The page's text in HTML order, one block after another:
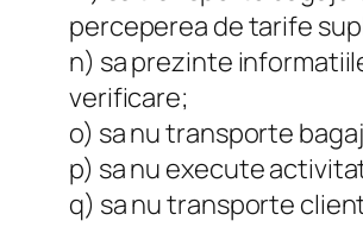
perceperea de tarife
n) sa prezinte
verificare;
o) sa nu transporte
p) sa nu execute
q) sa nu transporte